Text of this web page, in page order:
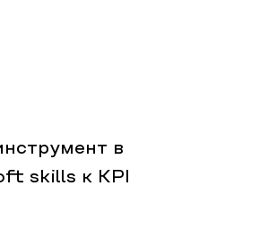
в
skills к KPI